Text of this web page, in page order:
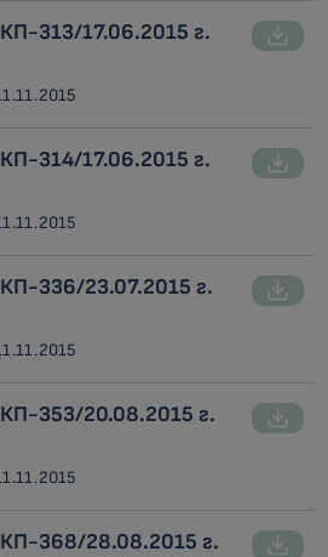
313/17.06.2015 г.
314/17.06.2015 г.
336/23.07.2015 г.
353/20.08.2015 г.
368/28.08.2015 г.